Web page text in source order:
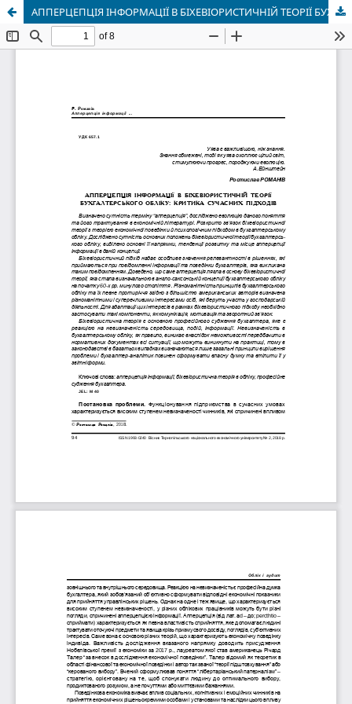
АППЕРЦЕПЦІЯ ІНФОРМАЦІЇ В БІХЕВІОРИСТИЧНІЙ ТЕОРІЇ БУХГАЛТЕРСЬКОГО ОБЛІКУ: КРИТИКА СУЧАСНИХ ПІДХОДІВ